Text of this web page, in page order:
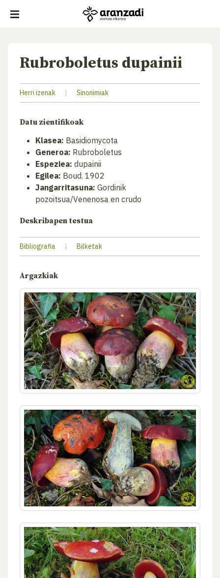
Rubroboletus dupainii
Herri izenak | Sinonimiak
Datu zientifikoak
Klasea: Basidiomycota
Generoa: Rubroboletus
Espeziea: dupainii
Egilea: Boud. 1902
Jangarritasuna: Gordinik
pozoitsua/Venenosa en crudo
Deskribapen testua
Bibliografia | Bilketak
Argazkiak